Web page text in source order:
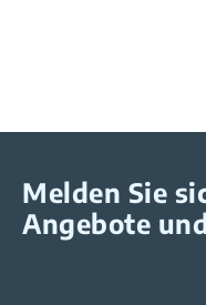
Melden Sie
Angebote